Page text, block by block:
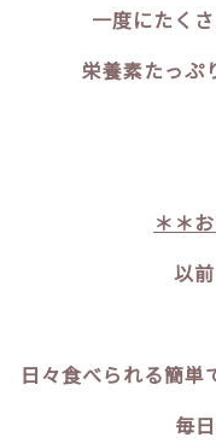
一度にたく
栄養素たっぷ
＊＊
以
日々食べられる簡
毎